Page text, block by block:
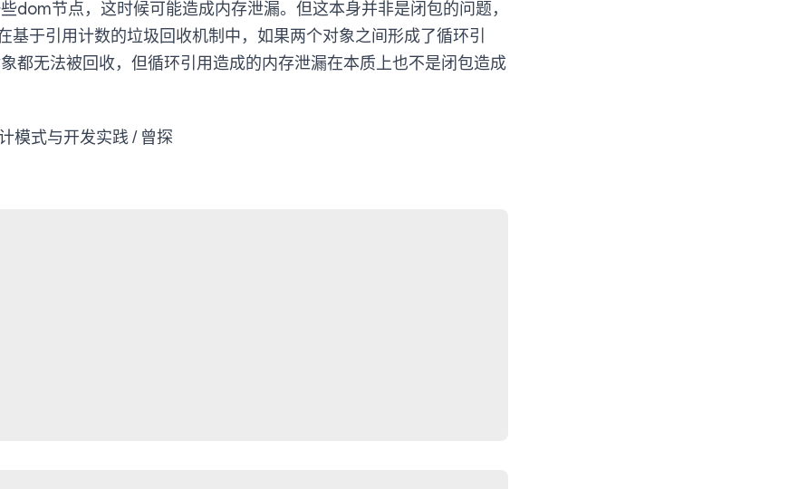
dom节点，这时候可能造成内存泄漏。但这本身并非是闭包的问题，
基于引用计数的垃圾回收机制中，如果两个对象之间形成了循环引
都无法被回收，但循环引用造成的内存泄漏在本质上也不是闭包造成
模式与开发实践 / 曾探